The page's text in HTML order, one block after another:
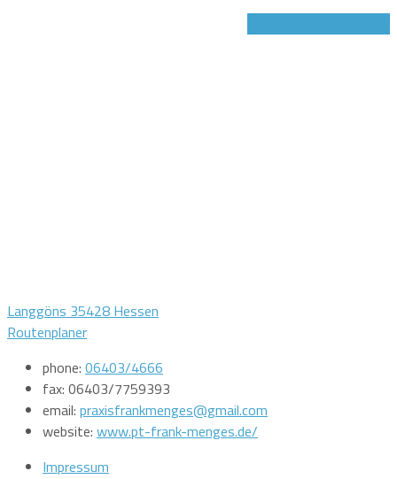
Langgöns 35428 Hessen
Routenplaner
phone: 06403/4666
fax: 06403/7759393
email: praxisfrankmenges@gmail.com
website: www.pt-frank-menges.de/
Impressum